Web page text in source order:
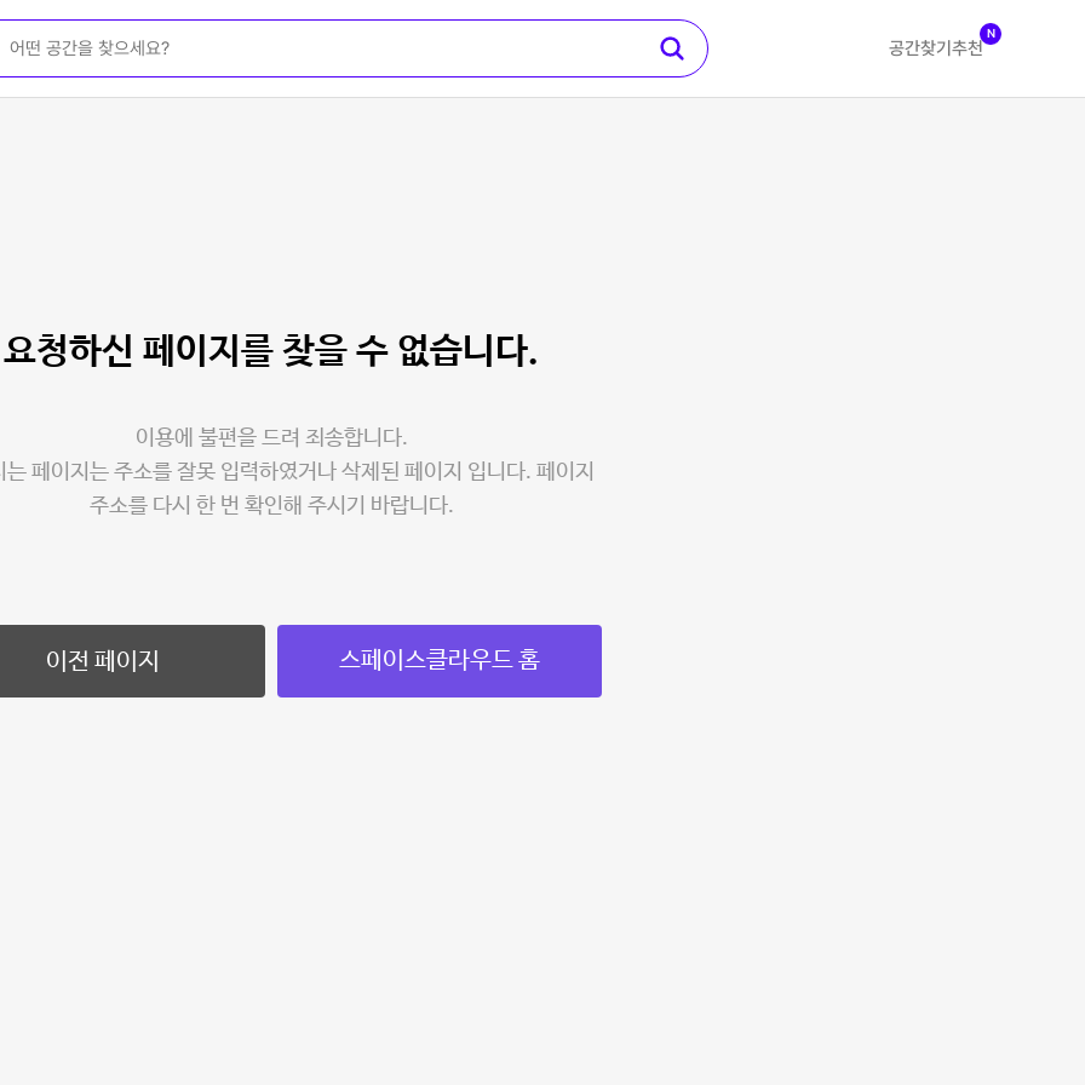
공간찾기 추천
N
요청하신 페이지를 찾을 수 없습니다.
이용에 불편을 드려 죄송합니다.
는 페이지는 주소를 잘못 입력하였거나 삭제된 페이지 입니다. 페이지
주소를 다시 한 번 확인해 주시기 바랍니다.
이전 페이지 스페이스클라우드 홈